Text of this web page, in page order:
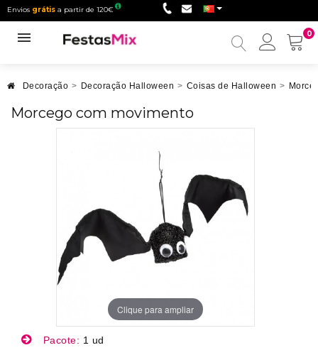
Envios grátis a partir de 120€
0
Minha
Decoração > Decoração Halloween > Coisas de Halloween >
Morcego com movimento
Clique para ampliar
Pacote: 1 ud